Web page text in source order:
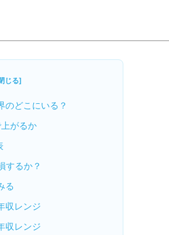
のどこにいる？
がるか
するか？
る
収レンジ
収レンジ